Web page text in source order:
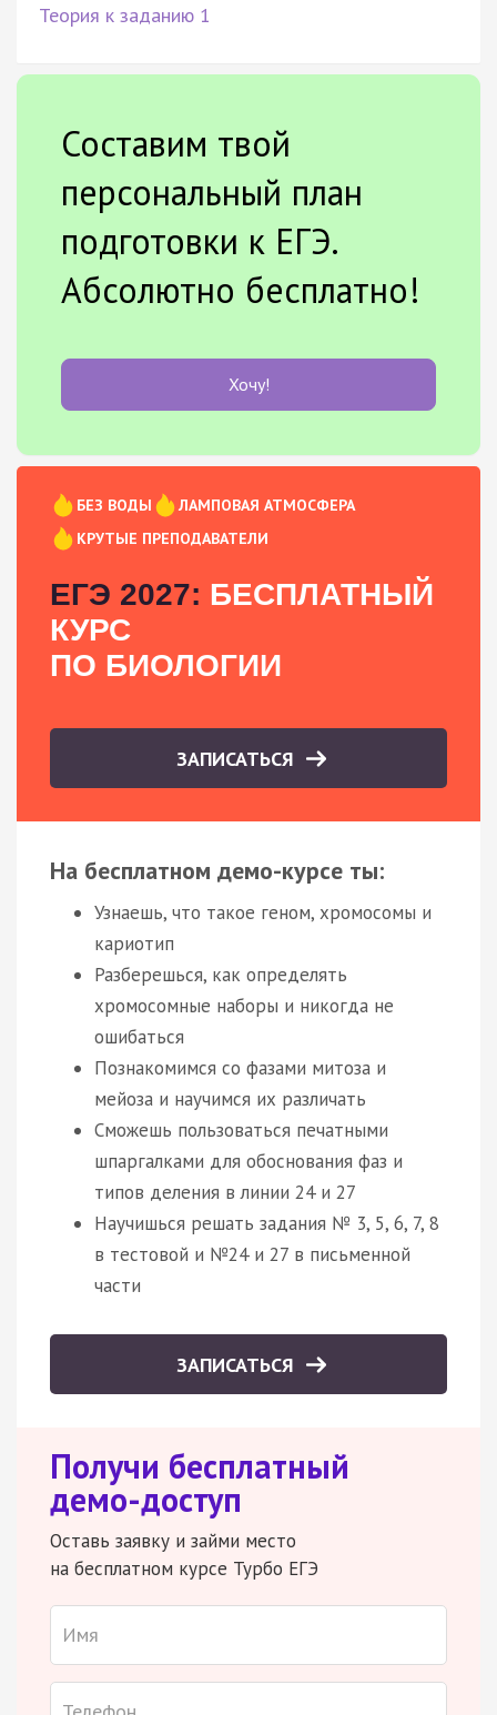
Теория к заданию 1
Составим твой
персональный план
подготовки к ЕГЭ.
Абсолютно бесплатно!
Хочу!
БЕЗ ВОДЫ
ЛАМПОВАЯ АТМОСФЕРА
КРУТЫЕ ПРЕПОДАВАТЕЛИ
ЕГЭ 2027: БЕСПЛАТНЫЙ
КУРС
ПО БИОЛОГИИ
ЗАПИСАТЬСЯ
На бесплатном демо-курсе ты:
Узнаешь, что такое геном, хромосомы и
кариотип
Разберешься, как определять
хромосомные наборы и никогда не
ошибаться
Познакомимся со фазами митоза и
мейоза и научимся их различать
Сможешь пользоваться печатными
шпаргалками для обоснования фаз и
типов деления в линии 24 и 27
Научишься решать задания № 3, 5, 6, 7, 8
в тестовой и №24 и 27 в письменной
части
ЗАПИСАТЬСЯ
Получи бесплатный
демо-доступ
Оставь заявку и займи место
на бесплатном курсе Турбо ЕГЭ